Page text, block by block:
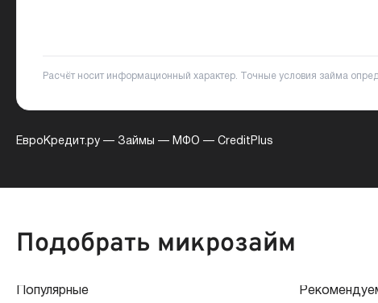
Расчёт носит информационный характер. Точные условия займа
ЕвроКредит.ру — Займы — МФО — CreditPlus
Подобрать микрозайм
Популярные